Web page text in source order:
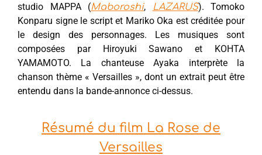
studio MAPPA (Maboroshi, LAZARUS). Tomoko
Konparu signe le script et Mariko Oka est créditée pour
le design des personnages. Les musiques sont
composées par Hiroyuki Sawano et KOHTA
YAMAMOTO. La chanteuse Ayaka interprète la
chanson thème « Versailles », dont un extrait peut être
entendu dans la bande-annonce ci-dessus.
Résumé du film La Rose de
Versailles